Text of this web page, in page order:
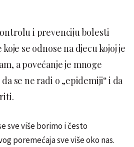
i prevenciju bolesti
se odnose na djecu kojoj je
a povećanje je mnoge
se ne radi o „epidemiji“ i da
sve više borimo i često
poremećaja sve više oko nas.